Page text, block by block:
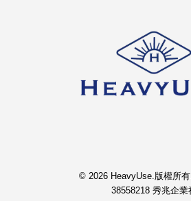
© 2026 HeavyUse.版權所
38558218 秀兆企業